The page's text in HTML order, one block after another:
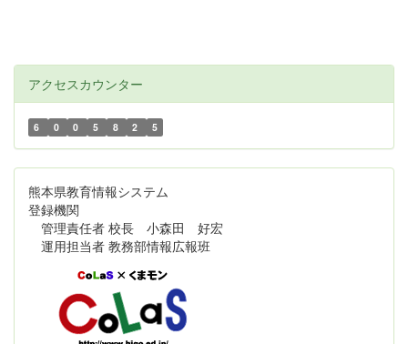
アクセスカウンター
6 0 0 5 8 2 5
熊本県教育情報システム
登録機関
管理責任者 校長 小森田 好宏
運用担当者 教務部情報広報班